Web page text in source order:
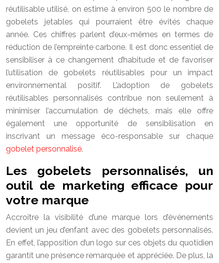
réutilisable utilisé, on estime à environ 500 le nombre de
gobelets jetables qui pourraient être évités chaque
année. Ces chiffres parlent d’eux-mêmes en termes de
réduction de l’empreinte carbone. Il est donc essentiel de
sensibiliser à ce changement d’habitude et de favoriser
l’utilisation de gobelets réutilisables pour un impact
environnemental positif. L’adoption de gobelets
réutilisables personnalisés contribue non seulement à
minimiser l’accumulation de déchets, mais elle offre
également une opportunité de sensibilisation en
inscrivant un message éco-responsable sur chaque
gobelet personnalisé.
Les gobelets personnalisés, un
outil de marketing efficace pour
votre marque
Accroître la visibilité d’une marque lors d’événements
devient un jeu d’enfant avec des gobelets personnalisés.
En effet, l’apposition d’un logo sur ces objets du quotidien
garantit une présence remarquée et appréciée. De plus, la